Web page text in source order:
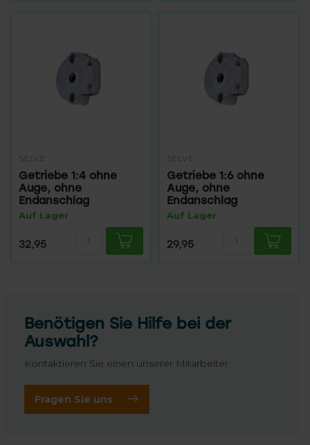
SELVE
Getriebe 1:4 ohne
Auge, ohne
Endanschlag
Auf Lager
32,95
SELVE
Getriebe 1:6 ohne
Auge, ohne
Endanschlag
Auf Lager
29,95
Benötigen Sie Hilfe bei der
Auswahl?
Kontaktieren Sie einen unserer Mitarbeiter
Fragen Sie uns